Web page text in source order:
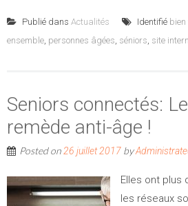
Publié dans Actualités Identifié bien
ensemble, personnes âgées, séniors, site
Seniors connectés:
remède anti-âge !
Posted on26 juillet 2017 by
Elles ont plus
les réseaux